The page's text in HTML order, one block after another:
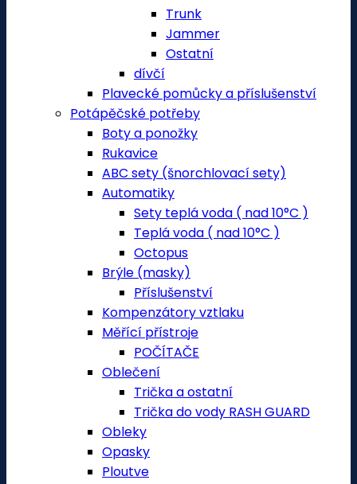
Trunk
Jammer
Ostatní
dívčí
Plavecké pomůcky a příslušenství
Potápěčské potřeby
Boty a ponožky
Rukavice
ABC sety (šnorchlovací sety)
Automatiky
Sety teplá voda ( nad 10°C )
Teplá voda ( nad 10°C )
Octopus
Brýle (masky)
Příslušenství
Kompenzátory vztlaku
Měřící přístroje
POČÍTAČE
Oblečení
Trička a ostatní
Trička do vody RASH GUARD
Obleky
Opasky
Ploutve